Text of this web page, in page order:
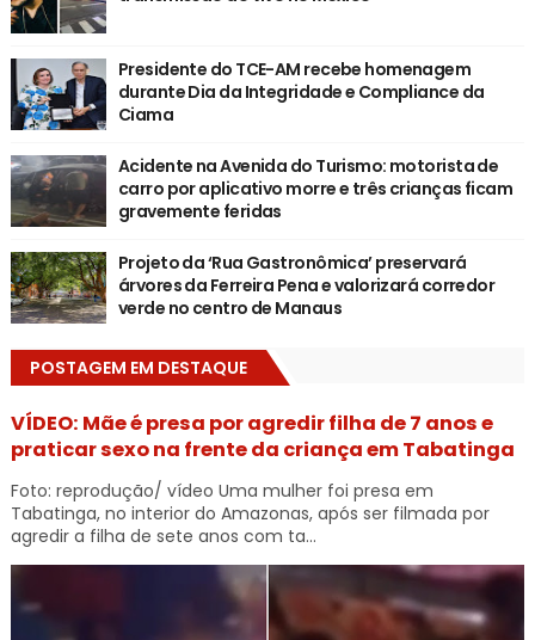
Presidente do TCE-AM recebe homenagem
durante Dia da Integridade e Compliance da
Ciama
Acidente na Avenida do Turismo: motorista de
carro por aplicativo morre e três crianças ficam
gravemente feridas
Projeto da ‘Rua Gastronômica’ preservará
árvores da Ferreira Pena e valorizará corredor
verde no centro de Manaus
POSTAGEM EM DESTAQUE
VÍDEO: Mãe é presa por agredir filha de 7 anos e
praticar sexo na frente da criança em Tabatinga
Foto: reprodução/ vídeo Uma mulher foi presa em
Tabatinga, no interior do Amazonas, após ser filmada por
agredir a filha de sete anos com ta...